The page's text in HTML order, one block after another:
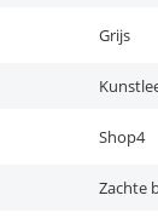
Grijs
Shop4
Zachte